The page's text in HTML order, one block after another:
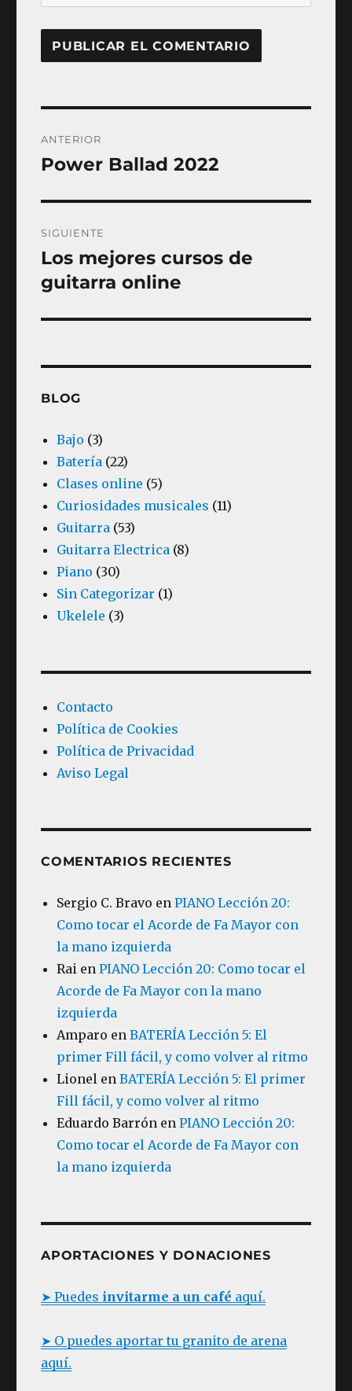
de
ANTERIOR
Entrada
Power Ballad 2022
SIGUIENTE
Entrada
siguiente:
Los mejores cursos de
guitarra online
BLOG
Bajo (3)
Batería (22)
Clases online (5)
Curiosidades musicales (11)
Guitarra (53)
Guitarra Electrica (8)
Piano (30)
Sin Categorizar (1)
Ukelele (3)
Contacto
Política de Cookies
Política de Privacidad
Aviso Legal
COMENTARIOS RECIENTES
Sergio C. Bravo enPIANO Lección 20:
Como tocar el Acorde de Fa Mayor con
la mano izquierda
Rai enPIANO Lección 20: Como tocar el
Acorde de Fa Mayor con la mano
izquierda
Amparo enBATERÍA Lección 5: El
primer Fill fácil, y como volver al ritmo
Lionel enBATERÍA Lección 5: El primer
Fill fácil, y como volver al ritmo
Eduardo Barrón enPIANO Lección 20:
Como tocar el Acorde de Fa Mayor con
la mano izquierda
APORTACIONES Y DONACIONES
➤ Puedes invitarme a un café aquí.
➤ O puedes aportar tu granito de arena
aquí.